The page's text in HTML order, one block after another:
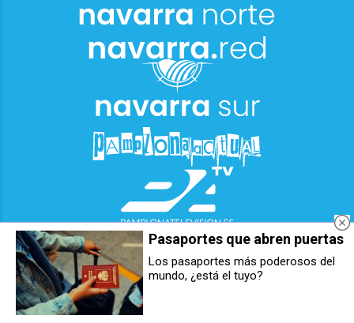
Un abedul echará a andar por el
Casco Viejo de Pamplona en el
festival de arte y naturaleza
Arbola
Un vehículo atropella a un peatón,
Pasaportes que abren puertas
Los pasaportes más poderosos del
mundo, ¿está el tuyo?